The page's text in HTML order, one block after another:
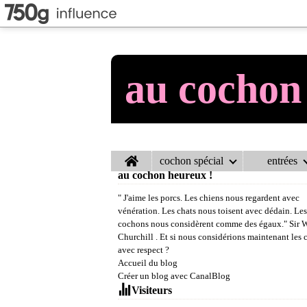
au
Home cochon spécial entrées
au cochon heureux !
" J'aime les porcs. Les chiens nous regardent avec
vénération. Les chats nous toisent avec dédain. Les
cochons nous considèrent comme des égaux." Sir
Churchill . Et si nous considérions maintenant les
avec respect ?
Accueil du blog
Créer un blog avec CanalBlog
Visiteurs